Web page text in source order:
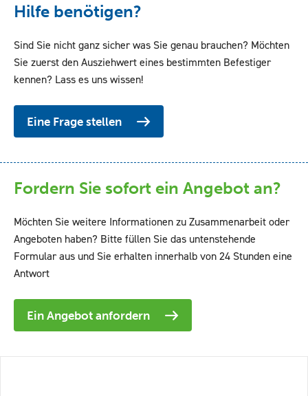
Hilfe benötigen?
Sind Sie nicht ganz sicher was Sie genau brauchen? Möchten
Sie zuerst den Ausziehwert eines bestimmten Befestiger
kennen? Lass es uns wissen!
Eine Frage stellen
Fordern Sie sofort ein Angebot an?
Möchten Sie weitere Informationen zu Zusammenarbeit oder
Angeboten haben? Bitte füllen Sie das untenstehende
Formular aus und Sie erhalten innerhalb von 24 Stunden eine
Antwort
Ein Angebot anfordern